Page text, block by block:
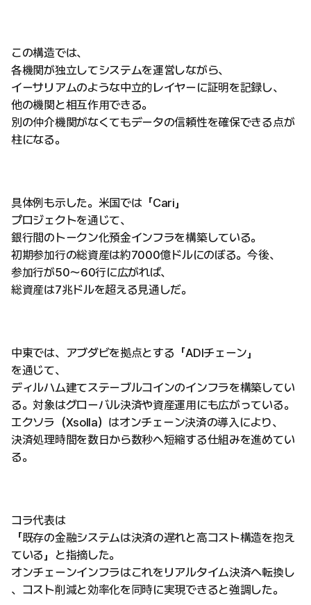
この構造では、
各機関が独立してシステムを運営しながら、
イーサリアムのような中立的レイヤーに証明を記録し、
他の機関と相互作用できる。
別の仲介機関がなくてもデータの信頼性を確保できる点が
柱になる。
具体例も示した。米国では「Cari」
プロジェクトを通じて、
銀行間のトークン化預金インフラを構築している。
初期参加行の総資産は約7000億ドルにのぼる。今後、
参加行が50〜60行に広がれば、
総資産は7兆ドルを超える見通しだ。
中東では、アブダビを拠点とする「ADIチェーン」
を通じて、
ディルハム建てステーブルコインのインフラを構築してい
る。対象はグローバル決済や資産運用にも広がっている。
エクソラ（Xsolla）はオンチェーン決済の導入により、
決済処理時間を数日から数秒へ短縮する仕組みを進めてい
る。
コラ代表は
「既存の金融システムは決済の遅れと高コスト構造を抱え
ている」と指摘した。
オンチェーンインフラはこれをリアルタイム決済へ転換し
、コスト削減と効率化を同時に実現できると強調した。